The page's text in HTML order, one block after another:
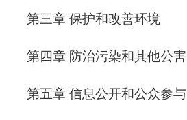
第三章保护和改善环境
第四章 防治污染和其他公害
第五章信息公开和公众参与